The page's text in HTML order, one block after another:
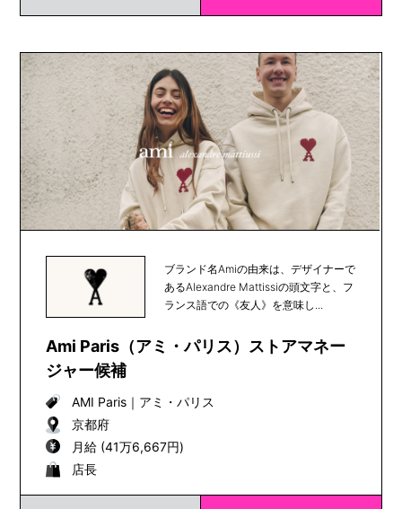
ブランド名Amiの由来は、デザイナーで
あるAlexandre Mattissiの頭文字と、フ
ランス語での《友人》を意味し...
Ami Paris（アミ・パリス）ストアマネー
ジャー候補
AMI Paris｜ アミ・パリス
京都府
月給 (41万6,667円)
店長